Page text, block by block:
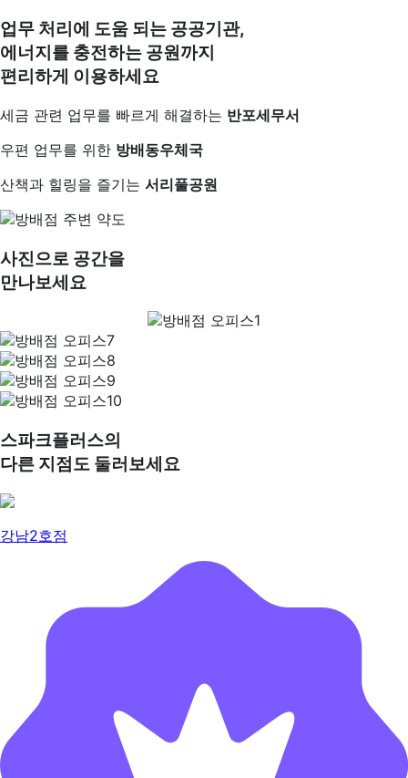
업무 처리에 도움 되는 공공기관,
에너지를 충전하는 공원까지
편리하게 이용하세요
세금 관련 업무를 빠르게 해결하는 반포세무서
우편 업무를 위한 방배동우체국
산책과 힐링을 즐기는 서리풀공원
사진으로 공간을
만나보세요
스파크플러스의
다른 지점도 둘러보세요
강남2호점